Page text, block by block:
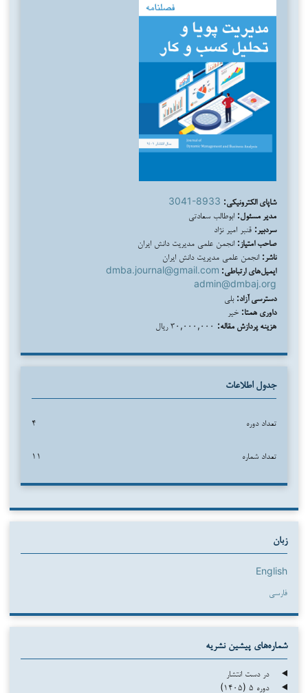
شاپای الکترونیکی: 3041-8933
مدیر مسئول: ابوطالب سعادتی
سردبیر: قنبر امیر نژاد
صاحب امتیاز: انجمن علمی مدیریت دانش ایران
ناشر: انجمن علمی مدیریت دانش ایران
ایمیل‌های ارتباطی: dmba.journal@gmail.com
admin@dmbaj.org
دسترسی آزاد: بلی
داوری همتا: خیر
هزینه پردازش مقاله:
جدول اطلاعات
تعداد دوره ۴
تعداد شماره ۱۱
زبان
English
فارسی
شماره‌های پیشین نشریه
در دست انتشار
دوره ۵ (۱۴۰۵)